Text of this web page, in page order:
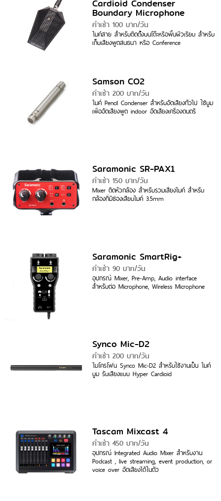
Cardioid Condenser
Boundary Microphone
ค่าเช่า 100 บาท/วัน
ไมค์สาย สำหรับติดตั้งบนโต๊ะหรือพื้นผิวเรียบ สำหรับ
เก็บเสียงพูดสนธนา หรือ Conference
Samson CO2
ค่าเช่า 200 บาท/วัน
ไมค์ Pencil Condenser สำหรับอัดเสียงทั่วไป ใช้บูม
เพื่ออัดเสียงพูด indoor อัดเสียงเครื่องดนตรี
Saramonic SR-PAX1
ค่าเช่า 150 บาท/วัน
Mixer ติดหัวกล้อง สำหรับรวมเสียงไมค์ สำหรับ
กล้องที่มีช่องเสียบไมค์ 3.5mm
Saramonic SmartRig+
ค่าเช่า 90 บาท/วัน
อุปกรณ์ Mixer, Pre-Amp, Audio interface
สำหรับต่อ Microphone, Wireless Microphone
Synco Mic-D2
ค่าเช่า 200 บาท/วัน
ไมโครโฟน Synco Mic-D2 สำหรับใช้งานเป็น ไมค์
บูม รับเสียงแบบ Hyper Cardioid
Tascam Mixcast 4
ค่าเช่า 450 บาท/วัน
อุปกรณ์ Integrated Audio Mixer สำหรับงาน
Podcast , live streaming, event production, or
voice over อัดเสียงได้ในตัว